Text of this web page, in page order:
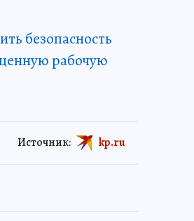
безопасность
рабочую
Источник: kp.ru